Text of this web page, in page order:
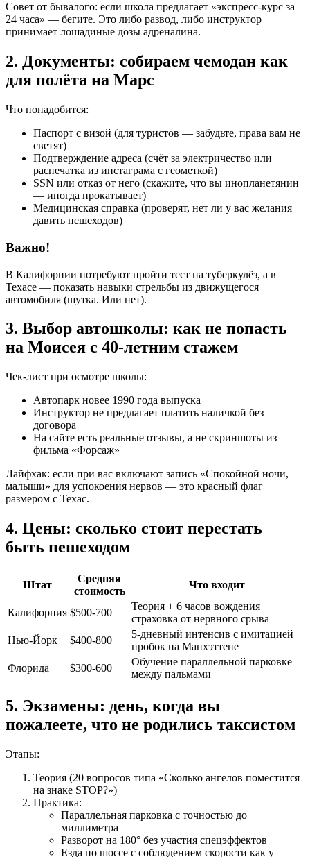
Совет от бывалого: если школа предлагает «экспресс-курс за
24 часа» — бегите. Это либо развод, либо инструктор
принимает лошадиные дозы адреналина.
2. Документы: собираем чемодан как
для полёта на Марс
Что понадобится:
Паспорт с визой (для туристов — забудьте, права вам не
светят)
Подтверждение адреса (счёт за электричество или
распечатка из инстаграма с геометкой)
SSN или отказ от него (скажите, что вы инопланетянин
— иногда прокатывает)
Медицинская справка (проверят, нет ли у вас желания
давить пешеходов)
Важно!
В Калифорнии потребуют пройти тест на туберкулёз, а в
Техасе — показать навыки стрельбы из движущегося
автомобиля (шутка. Или нет).
3. Выбор автошколы: как не попасть
на Моисея с 40-летним стажем
Чек-лист при осмотре школы:
Автопарк новее 1990 года выпуска
Инструктор не предлагает платить наличкой без
договора
На сайте есть реальные отзывы, а не скриншоты из
фильма «Форсаж»
Лайфхак: если при вас включают запись «Спокойной ночи,
малыши» для успокоения нервов — это красный флаг
размером с Техас.
4. Цены: сколько стоит перестать
быть пешеходом
Штат
Средняя
стоимость
Что входит
Калифорния $500-700
Теория + 6 часов вождения +
страховка от нервного срыва
Нью-Йорк
$400-800
5-дневный интенсив с имитацией
пробок на Манхэттене
Флорида
$300-600
Обучение параллельной парковке
между пальмами
5. Экзамены: день, когда вы
пожалеете, что не родились таксистом
Этапы:
Теория (20 вопросов типа «Сколько ангелов поместится
на знаке STOP?»)
Практика:
Параллельная парковка с точностью до
миллиметра
Разворот на 180° без участия спецэффектов
Езда по шоссе с соблюдением скорости как у